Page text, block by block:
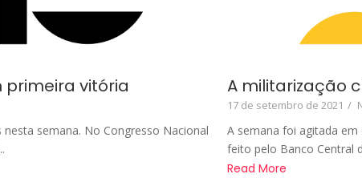
vitória
semana. No Congresso Nacional
A militarização
17 de setembro de 2021 /
A semana foi agitada
feito pelo Banco Central
Read More